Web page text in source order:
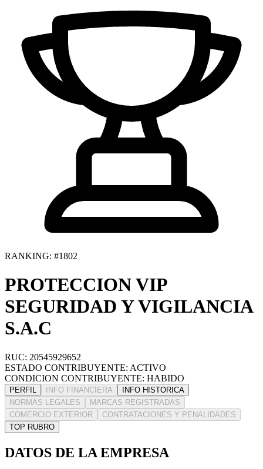
RANKING: #1802
PROTECCION VIP
SEGURIDAD Y VIGILANCIA
S.A.C
RUC: 20545929652
ESTADO CONTRIBUYENTE: ACTIVO
CONDICION CONTRIBUYENTE: HABIDO
PERFIL INFO FINANCIERA
INFO HISTORICA
NORMAS LEGALES
MARCAS REGISTRADAS
COMERCIO EXTERIOR
CONTRATACIONES Y PENALIDADES
TOP RUBRO
DATOS DE LA EMPRESA